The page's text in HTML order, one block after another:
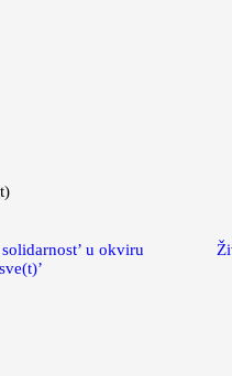
u okviru